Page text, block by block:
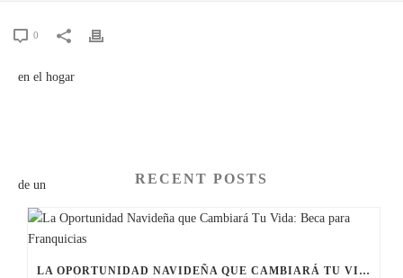
0
RECENT POSTS
LA OPORTUNIDAD NAVIDEÑA QUE CAMBIARÁ TU VIDA: BECA PARA FRANQUICIAS